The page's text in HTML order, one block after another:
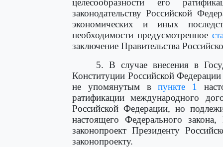
целесообразности его
законодательству Российской
экономических и иных
необходимости предусмотренное
заключение Правительства
5. В случае внесения в
Конституции Российской
не упомянутым впункте 1
ратификации международного
Российской Федерации, но
настоящего Федерального
законопроект Президенту
законопроекту.